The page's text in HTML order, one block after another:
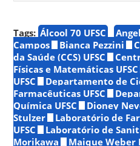
Tags: Álcool 70 UFSC
Campos
Bianca Pezzini
da Saúde (CCS) UFSC
Físicas e Matemáticas UFSC
UFSC
Departamento de
Farmacêuticas UFSC
Química UFSC
Dioney
Stulzer
Laboratório de
UFSC
Laboratório de
Morikawa
Maique